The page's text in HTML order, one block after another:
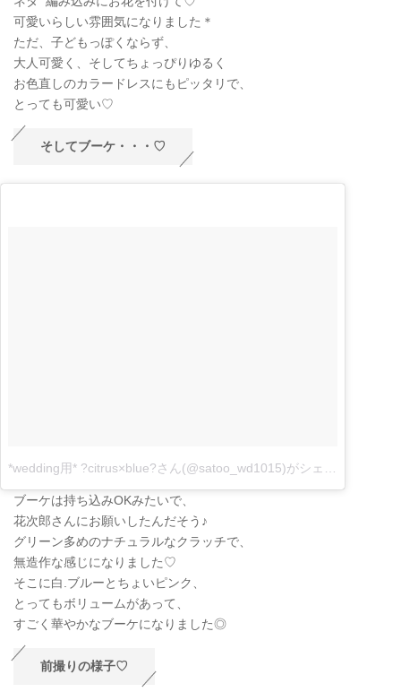
可愛いらしい雰囲気になりました＊
ただ、子どもっぽくならず、
大人可愛く、そしてちょっぴりゆるく
お色直しのカラードレスにもピッタリで、
とっても可愛い♡
そしてブーケ・・・♡
ブーケは持ち込みOKみたいで、
花次郎さんにお願いしたんだそう♪
グリーン多めのナチュラルなクラッチで、
無造作な感じになりました♡
そこに白.ブルーとちょいピンク、
とってもボリュームがあって、
すごく華やかなブーケになりました◎
前撮りの様子♡